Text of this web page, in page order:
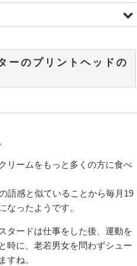
ーのプリントヘッドの
リームをもっと多くの方に食べ
語感と似ていることから毎月19
なったようです。
タードは仕事をした後、運動を
時に、老若男女を問わずシュー
すね。